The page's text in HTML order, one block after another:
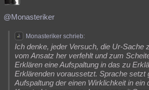
Spiritualität
Natur Umfragen Unterhaltung
weitere Rubriken
Philosophie Träume Orte Esoterik
Astronomie Helpdesk Gruppen
@Monasteriker
Monasteriker schrieb:
Ich denke, jeder Versuch, die Ur-Sache
vom Ansatz her verfehlt und zum
Erklären eine Aufspaltung in das zu
Erklärenden voraussetzt. Sprache setzt
Aufspaltung der einen Wirklichkeit in ein